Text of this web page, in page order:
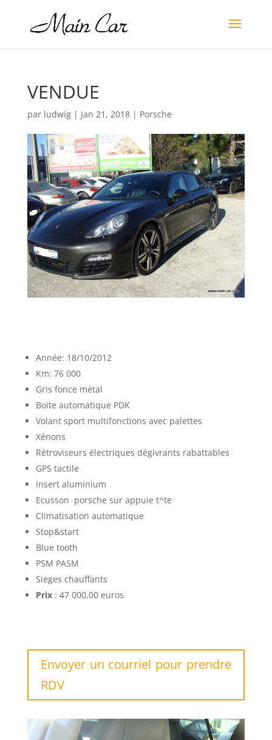
VENDUE
par ludwig| Jan 21, 2018| Porsche
Année: 18/10/2012
Km: 76 000
Gris fonce métal
Boite automatique PDK
Volant sport multifonctions avec palettes
Xénons
Rétroviseurs électriques dégivrants rabattables
GPS tactile
Insert aluminium
Ecusson porsche sur appuie t^te
Climatisation automatique
Stop&start
Blue tooth
PSM PASM
Sieges chauffants
Prix: 47 000,00 euros
Envoyer un courriel pour prendre
RDV